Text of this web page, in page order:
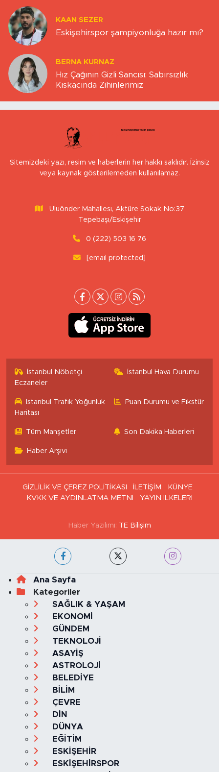
KAAN SEZER
Eskişehirspor şampiyonluğa hazır mı?
BERNA KURNAZ
Hız Çağının Gizli Sancısı: Sabırsızlık
Kıskacında Zihinlerimiz
Sitemizdeki yazı, resim ve haberlerin her hakkı saklıdır. İzinsiz
veya kaynak gösterilemeden kullanılamaz.
Uluönder Mahallesi, Aktüre Sokak No:37
Tepebaşı/Eskişehir
0 (222) 503 16 76
[email protected]
İstanbul Nöbetçi
Eczaneler
İstanbul Hava Durumu
İstanbul Trafik Yoğunluk
Haritası
Puan Durumu ve Fikstür
Tüm Manşetler Son Dakika Haberleri
Haber Arşivi
GİZLİLİK VE ÇEREZ POLİTİKASI İLETİŞİM
KÜNYE
KVKK VE AYDINLATMA METNİ
YAYIN İLKELERİ
Haber Yazılımı: TE Bilişim
Ana Sayfa
Kategoriler
SAĞLIK & YAŞAM
EKONOMİ
GÜNDEM
TEKNOLOJİ
ASAYİŞ
ASTROLOJİ
BELEDİYE
BİLİM
ÇEVRE
DİN
DÜNYA
EĞİTİM
ESKİŞEHİR
ESKİŞEHİRSPOR